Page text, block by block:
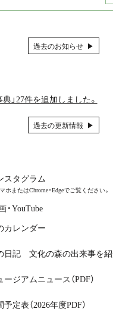
過去のお知らせ ▶︎
典」27件を追加しました。
過去の更新情報 ▶︎
スタグラム
ホまたはChrome・Edgeでご覧ください。
・YouTube
カレンダー
日記 文化の森の出来事を
ージアムニュース（PDF）
予定表（2026年度PDF）